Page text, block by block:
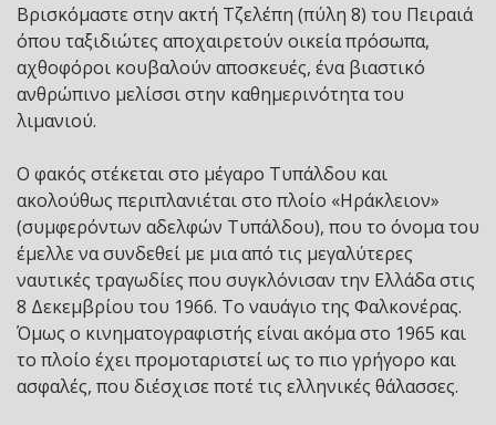
Βρισκόμαστε στην ακτή Τζελέπη (πύλη 8) του Πειραιά
όπου ταξιδιώτες αποχαιρετούν οικεία πρόσωπα,
αχθοφόροι κουβαλούν αποσκευές, ένα βιαστικό
ανθρώπινο μελίσσι στην καθημερινότητα του
λιμανιού.
Ο φακός στέκεται στο μέγαρο Τυπάλδου και
ακολούθως περιπλανιέται στο πλοίο «Ηράκλειον»
(συμφερόντων αδελφών Τυπάλδου), που το όνομα του
έμελλε να συνδεθεί με μια από τις μεγαλύτερες
ναυτικές τραγωδίες που συγκλόνισαν την Ελλάδα στις
8 Δεκεμβρίου του 1966. Το ναυάγιο της Φαλκονέρας.
Όμως ο κινηματογραφιστής είναι ακόμα στο 1965 και
το πλοίο έχει προμοταριστεί ως το πιο γρήγορο και
ασφαλές, που διέσχισε ποτέ τις ελληνικές θάλασσες.